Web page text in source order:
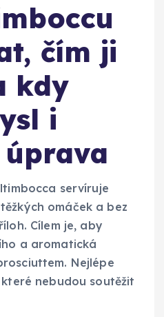
čím ji
kdy
i
servíruje
omáček a bez
Cílem je, aby
a aromatická
Nejlépe
nebudou soutěžit